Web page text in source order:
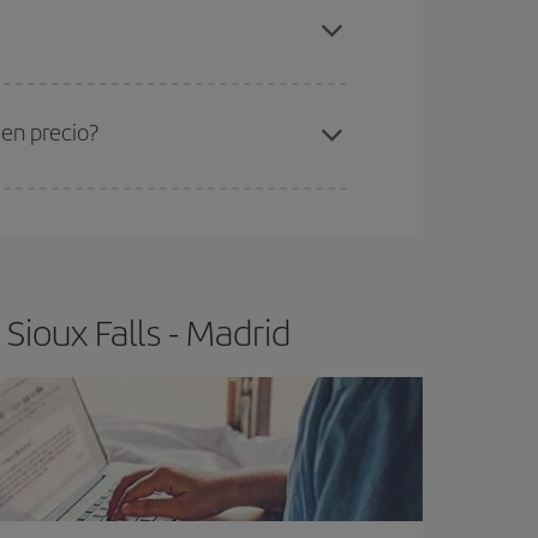
Falls-Madrid-dest
precio?
Falls - Madrid